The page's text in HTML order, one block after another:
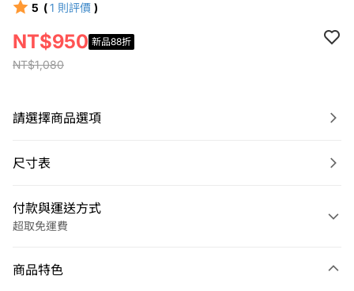
5 (1 則評價 )
NT$1,080
NT$950 新品88折
請選擇商品選項
尺寸表
付款與運送方式
超取免運費
信用卡一次付款
商品特色